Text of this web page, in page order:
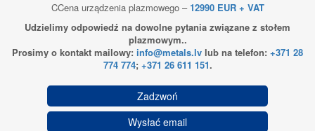
CCena urządzenia plazmowego –12990 EUR + VAT
Udzielimy odpowiedź na dowolne pytania związane z stołem
plazmowym..
Prosimy o kontakt mailowy: info@metals.lv lub na telefon: +371 28
774 774; +371 26 611 151.
Zadzwoń
Wysłać email